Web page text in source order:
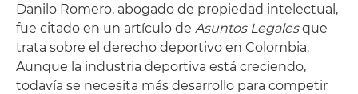
Danilo Romero, abogado de propiedad intelectual,
fue citado en un artículo de Asuntos Legalesque
trata sobre el derecho deportivo en Colombia.
Aunque la industria deportiva está creciendo,
todavía se necesita más desarrollo para competir